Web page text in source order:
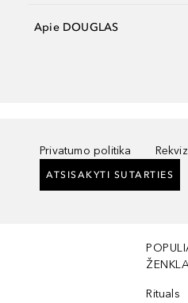
Apie DOUGLAS
Privatumo politika
ATSISAKYTI SUTARTIES
Rituals